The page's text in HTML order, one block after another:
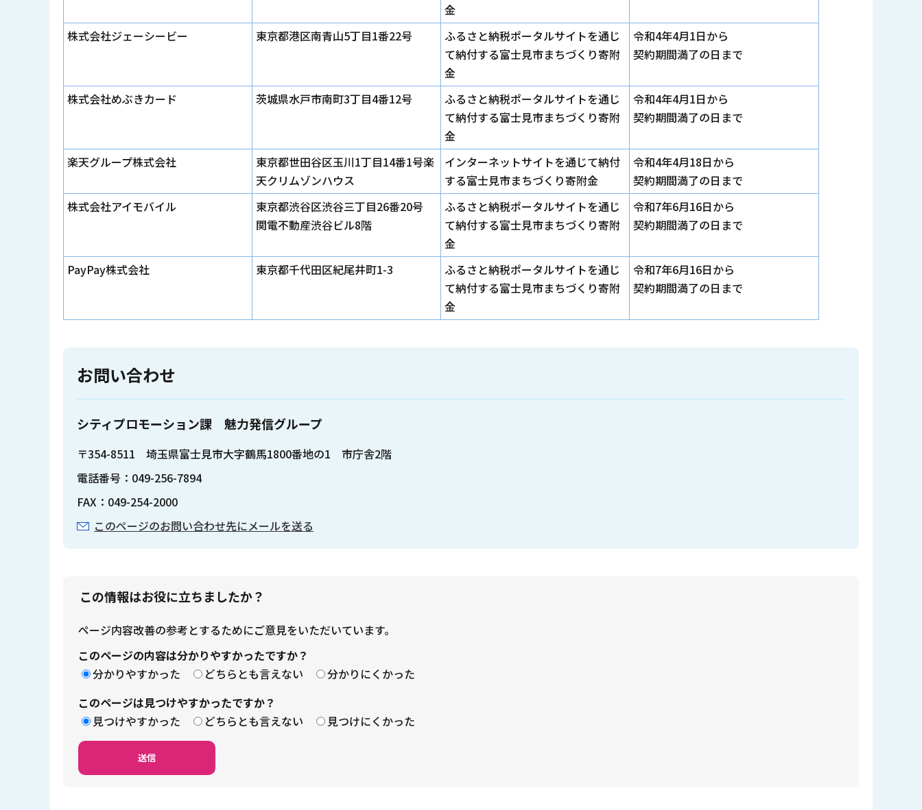
金
株式会社ジェーシービー 東京都港区南青山5丁目1番22号
ふるさと納税ポータルサイトを通じ
て納付する富士見市まちづくり寄附
金
令和4年4月1日から
契約期間満了の日まで
株式会社めぶきカード 茨城県水戸市南町3丁目4番12号
ふるさと納税ポータルサイトを通じ
て納付する富士見市まちづくり寄附
金
令和4年4月1日から
契約期間満了の日まで
楽天グループ株式会社
東京都世田谷区玉川1丁目14番1号楽
天クリムゾンハウス
インターネットサイトを通じて納付
する富士見市まちづくり寄附金
令和4年4月18日から
契約期間満了の日まで
株式会社アイモバイル
東京都渋谷区渋谷三丁目26番20号
関電不動産渋谷ビル8階
ふるさと納税ポータルサイトを通じ
て納付する富士見市まちづくり寄附
金
令和7年6月16日から
契約期間満了の日まで
PayPay株式会社 東京都千代田区紀尾井町1-3
ふるさと納税ポータルサイトを通じ
て納付する富士見市まちづくり寄附
金
令和7年6月16日から
契約期間満了の日まで
お問い合わせ
シティプロモーション課 魅力発信グループ
〒354-8511 埼玉県富士見市大字鶴馬1800番地の1 市庁舎2階
電話番号：049-256-7894
FAX：049-254-2000
このページのお問い合わせ先にメールを送る
この情報はお役に立ちましたか？
ページ内容改善の参考とするためにご意見をいただいています。
このページの内容は分かりやすかったですか？
分かりやすかった
どちらとも言えない
分かりにくかった
このページは見つけやすかったですか？
見つけやすかった
どちらとも言えない 見つけにくかった